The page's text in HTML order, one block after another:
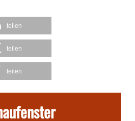
teilen
teilen
teilen